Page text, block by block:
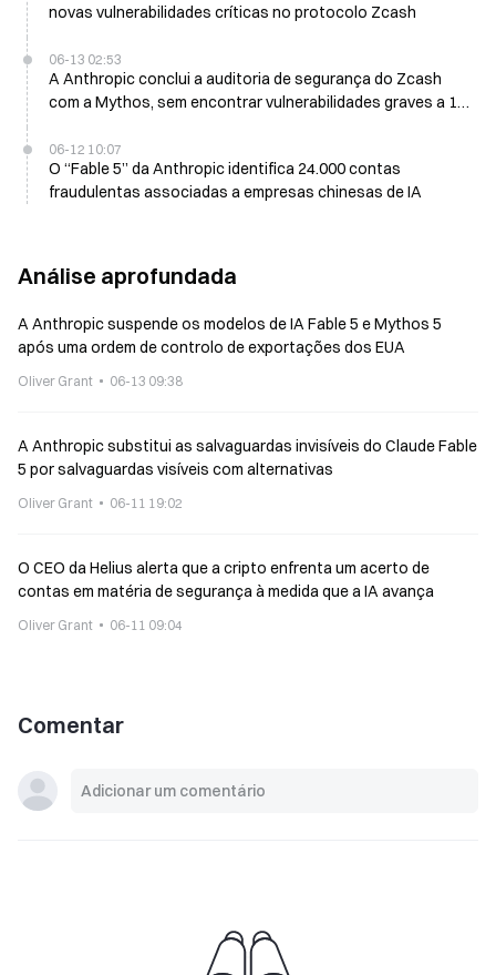
novas vulnerabilidades críticas no protocolo Zcash
06-13 02:53
A Anthropic conclui a auditoria de segurança do Zcash
com a Mythos, sem encontrar vulnerabilidades graves a 13
06-12 10:07
O “Fable 5” da Anthropic identifica 24.000 contas
fraudulentas associadas a empresas chinesas de IA
Análise aprofundada
A Anthropic suspende os modelos de IA Fable 5 e Mythos 5
após uma ordem de controlo de exportações dos EUA
Oliver Grant 06-13 09:38
A Anthropic substitui as salvaguardas invisíveis do Claude Fable
5 por salvaguardas visíveis com alternativas
Oliver Grant 06-11 19:02
O CEO da Helius alerta que a cripto enfrenta um acerto de
contas em matéria de segurança à medida que a IA avança
Oliver Grant 06-11 09:04
Comentar